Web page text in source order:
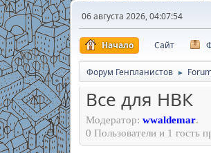
06 августа 2026, 04:07:54
Начало Сайт
Форум Генпланистов ►
Все для НВК
Модератор: wwaldemar.
0 Пользователи и 1 гость